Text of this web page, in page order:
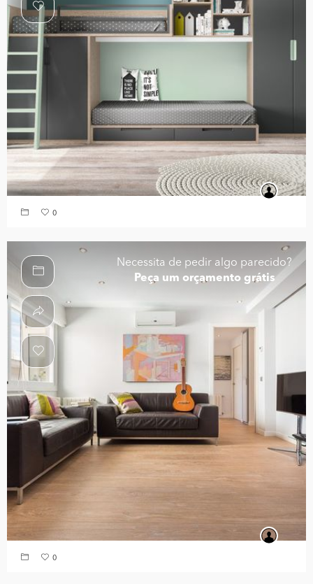
0
Necessita de pedir algo parecido?
Peça um orçamento grátis
0